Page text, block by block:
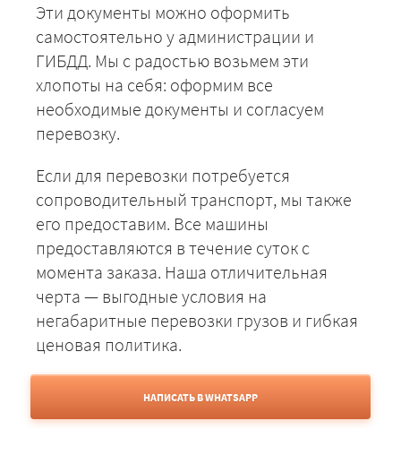
Эти документы можно оформить
самостоятельно у администрации и
ГИБДД. Мы с радостью возьмем эти
хлопоты на себя: оформим все
необходимые документы и согласуем
перевозку.
Если для перевозки потребуется
сопроводительный транспорт, мы также
его предоставим. Все машины
предоставляются в течение суток с
момента заказа. Наша отличительная
черта — выгодные условия на
негабаритные перевозки грузов и гибкая
ценовая политика.
НАПИСАТЬ В WHATSAPP